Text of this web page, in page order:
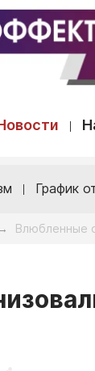
График
→ Влюбленные